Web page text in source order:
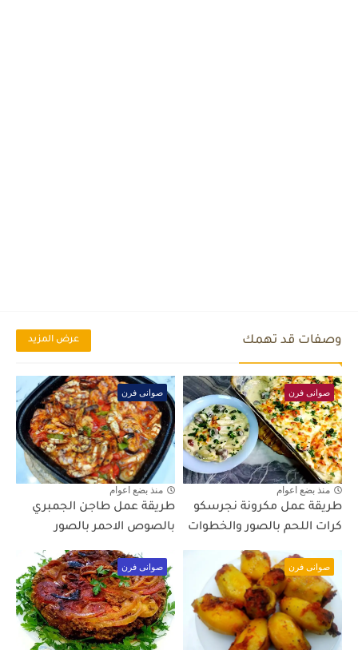
وصفات قد تهمك عرض المزيد
صوانى فرن
منذ بضع اعوام
طريقة عمل مكرونة نجرسكو
كرات اللحم بالصور والخطوات
صوانى فرن
منذ بضع اعوام
طريقة عمل طاجن الجمبري
بالصوص الاحمر بالصور
صوانى فرن صوانى فرن